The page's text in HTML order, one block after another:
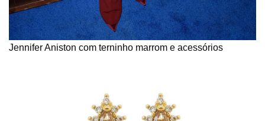
Jennifer Aniston com terninho marrom e acessórios